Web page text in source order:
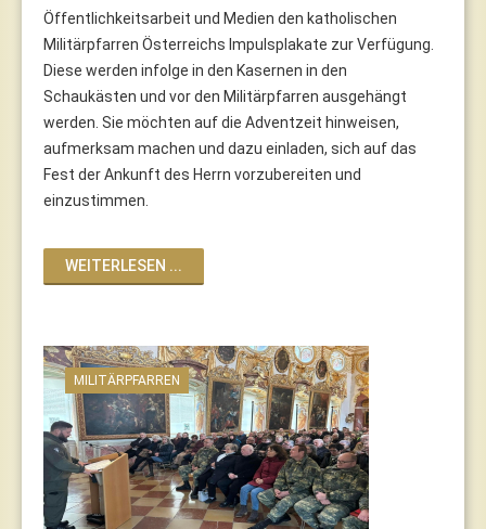
Öffentlichkeitsarbeit und Medien den katholischen
Militärpfarren Österreichs Impulsplakate zur Verfügung.
Diese werden infolge in den Kasernen in den
Schaukästen und vor den Militärpfarren ausgehängt
werden. Sie möchten auf die Adventzeit hinweisen,
aufmerksam machen und dazu einladen, sich auf das
Fest der Ankunft des Herrn vorzubereiten und
einzustimmen.
WEITERLESEN ...
MILITÄRPFARREN